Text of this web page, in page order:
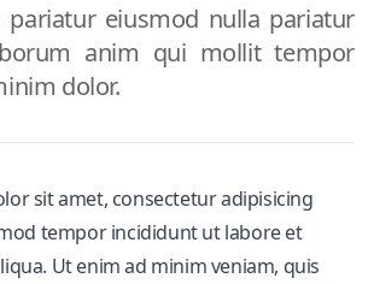
pariatur eiusmod nulla pariatur
anim qui mollit tempor
dolor.
sit amet, consectetur adipisicing
tempor incididunt ut labore et
Ut enim ad minim veniam, quis